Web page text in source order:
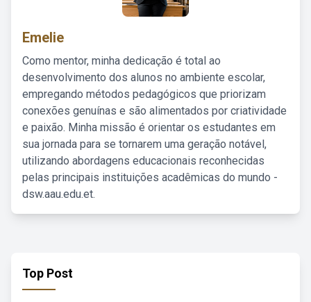
Emelie
Como mentor, minha dedicação é total ao
desenvolvimento dos alunos no ambiente escolar,
empregando métodos pedagógicos que priorizam
conexões genuínas e são alimentados por criatividade
e paixão. Minha missão é orientar os estudantes em
sua jornada para se tornarem uma geração notável,
utilizando abordagens educacionais reconhecidas
pelas principais instituições acadêmicas do mundo -
dsw.aau.edu.et.
Top Post